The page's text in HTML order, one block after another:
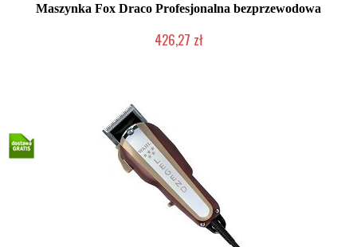
Maszynka Fox Draco Profesjonalna bezprzewodowa
426,27 zł